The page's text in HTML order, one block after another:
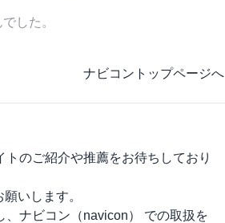
した。
ナビコントップページへ
のご紹介や推薦をお待ちしており
いします。
ナビコン（navicon）
での取扱を